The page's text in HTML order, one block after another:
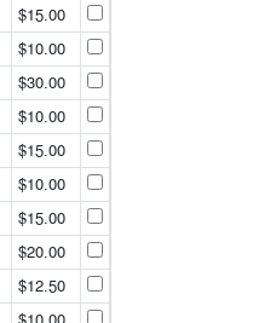
$15.00
$10.00
$30.00
$10.00
$15.00
$10.00
$15.00
$20.00
$12.50